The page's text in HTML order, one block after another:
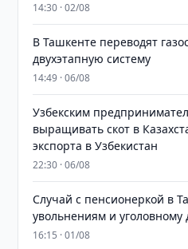
14:30 · 02/08
В Ташкенте переводят
двухэтапную систему
14:49 · 06/08
Узбекским
выращивать скот в
экспорта в Узбекистан
22:30 · 06/08
Случай с пенсионеркой в
увольнениям и уголовному
16:15 · 01/08